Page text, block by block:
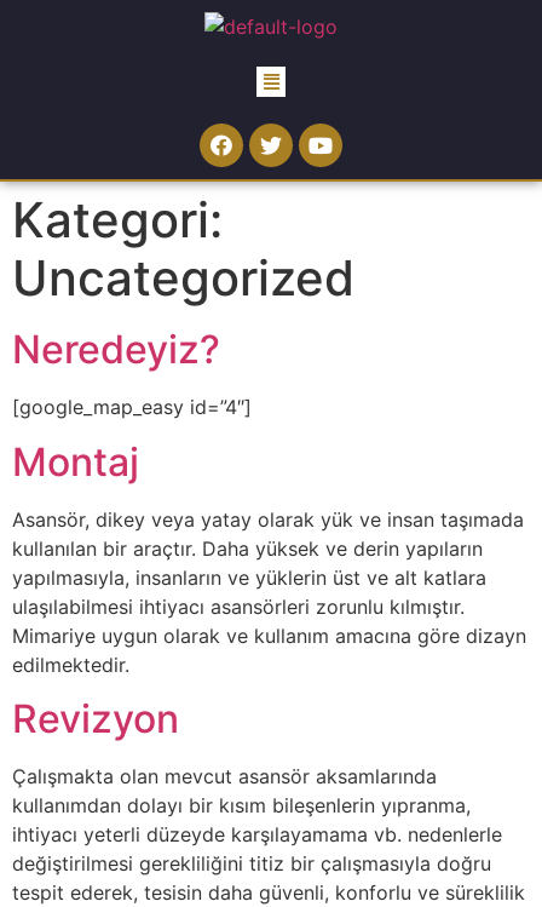
Kategori:
Uncategorized
Neredeyiz?
[google_map_easy id=”4″]
Montaj
Asansör, dikey veya yatay olarak yük ve insan taşımada
kullanılan bir araçtır. Daha yüksek ve derin yapıların
yapılmasıyla, insanların ve yüklerin üst ve alt katlara
ulaşılabilmesi ihtiyacı asansörleri zorunlu kılmıştır.
Mimariye uygun olarak ve kullanım amacına göre dizayn
edilmektedir.
Revizyon
Çalışmakta olan mevcut asansör aksamlarında
kullanımdan dolayı bir kısım bileşenlerin yıpranma,
ihtiyacı yeterli düzeyde karşılayamama vb. nedenlerle
değiştirilmesi gerekliliğini titiz bir çalışmasıyla doğru
tespit ederek, tesisin daha güvenli, konforlu ve süreklilik